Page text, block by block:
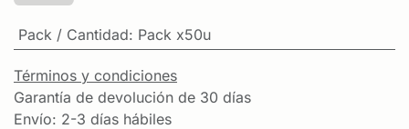
Pack / Cantidad: Pack x50u
Términos y condiciones
Garantía de devolución de 30 días
Envío: 2-3 días hábiles